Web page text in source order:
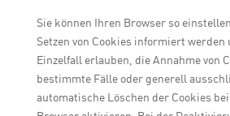
Sie können Ihren Browser so
Setzen von Cookies informiert werden
Einzelfall erlauben, die Annahme von
bestimmte Fälle oder generell
automatische Löschen der Cookies